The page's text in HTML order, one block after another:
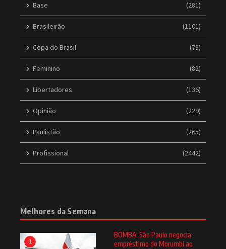
Base (281)
Brasileirão (1101)
Copa do Brasil (73)
Feminino (82)
Libertadores (136)
Opinião (229)
Paulistão (265)
Profissional (2442)
Melhores da Semana
1
BOMBA: São Paulo negocia
empréstimo do Morumbi ao